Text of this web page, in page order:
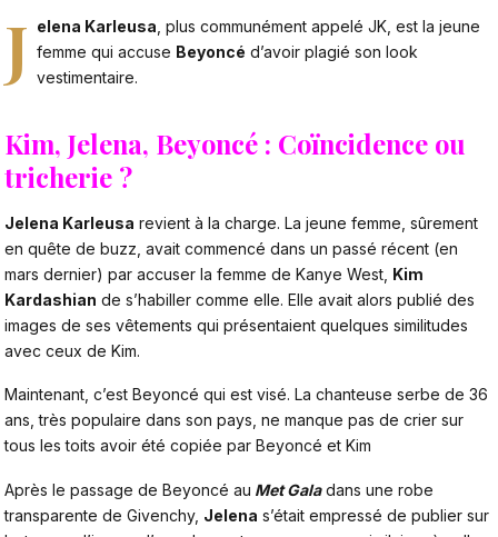
J elena Karleusa , plus communément appelé JK, est la jeune
femme qui accuse Beyoncé d’avoir plagié son look
vestimentaire.
Kim, Jelena, Beyoncé : Coïncidence ou
tricherie ?
Jelena Karleusa revient à la charge. La jeune femme, sûrement
en quête de buzz, avait commencé dans un passé récent (en
mars dernier) par accuser la femme de Kanye West, Kim
Kardashian de s’habiller comme elle. Elle avait alors publié des
images de ses vêtements qui présentaient quelques similitudes
avec ceux de Kim.
Maintenant, c’est Beyoncé qui est visé. La chanteuse serbe de 36
ans, très populaire dans son pays, ne manque pas de crier sur
tous les toits avoir été copiée par Beyoncé et Kim
Après le passage de Beyoncé au Met Galadans une robe
transparente de Givenchy, Jelena s’était empressé de publier sur